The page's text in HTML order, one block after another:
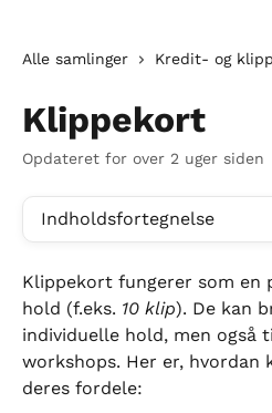
Alle samlinger Kredit- og
Klippekort
Opdateret for over 2 uger siden
Indholdsfortegnelse
Klippekort fungerer som en
hold (f.eks. 10 klip). De kan
individuelle hold, men også
workshops. Her er, hvordan
deres fordele: